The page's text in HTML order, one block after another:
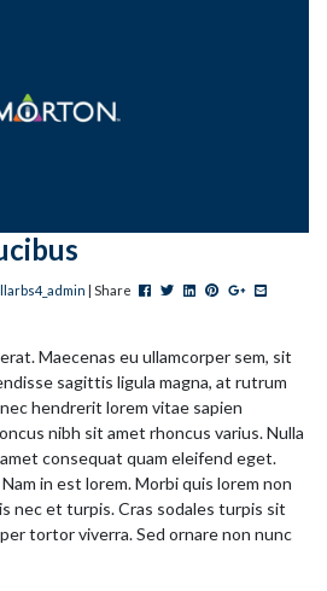
| Share Post this to Facebook
Tweet this
Share this on
Pin this on
+1 this on
Share
Maecenas eu ullamcorper sem, sit
sagittis ligula magna, at rutrum
hendrerit lorem vitae sapien
nibh sit amet rhoncus varius. Nulla
consequat quam eleifend eget.
in est lorem. Morbi quis lorem non
nec et turpis. Cras sodales turpis sit
tortor viverra. Sed ornare non nunc